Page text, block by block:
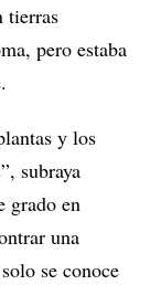
tierras
pero estaba
y los
subraya
grado en
una
se conoce